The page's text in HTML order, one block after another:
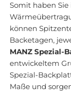
Somit haben
können
Backetagen,
MANZ Spezial-
entwickeltem
Spezial-
Maße und